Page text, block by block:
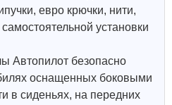
евро крючки, нити,
установки
Автопилот безопасно
оснащенных боковыми
в сиденьях, на передних